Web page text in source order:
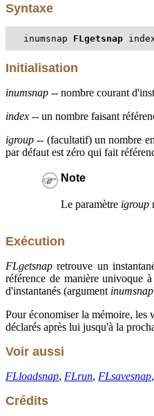
Syntaxe
inumsnap FLgetsnap
Initialisation
inumsnap -- nombre courant
index -- un nombre faisant
igroup -- (facultatif) un nombre
par défaut est zéro qui fait
Note
Le paramètre igroup
Exécution
FLgetsnap retrouve un
référence de manière univoque
d'instantanés (argument inumsnap
Pour économiser la mémoire, les
déclarés après lui jusqu'à la
Voir aussi
FLloadsnap, FLrun, FLsavesnap,
Crédits